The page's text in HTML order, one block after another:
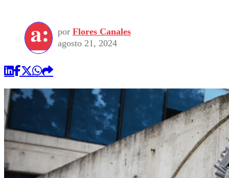
por Flores Canales
agosto 21, 2024